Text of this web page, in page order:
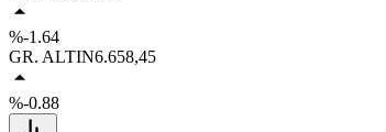
%-1.64
GR. ALTIN6.658,45
%-0.88